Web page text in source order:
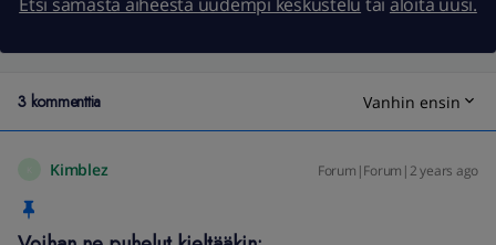
3 kommenttia Vanhin ensin
Kimblez Forum|Forum|2 years ago